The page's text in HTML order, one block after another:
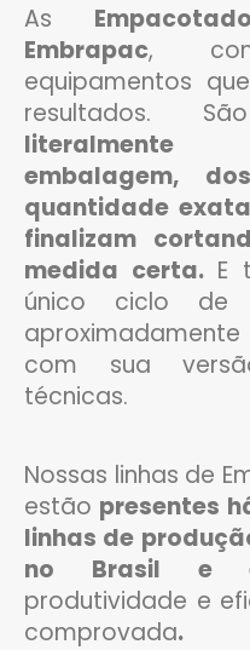
As
Embrapac,
equipamentos
resultados.
literalmente
embalagem,
quantidade
finalizam
medida certa. E
único ciclo de
com sua
técnicas.
Nossas linhas de
estão presentes
linhas de
no Brasil e
produtividade e
comprovada.